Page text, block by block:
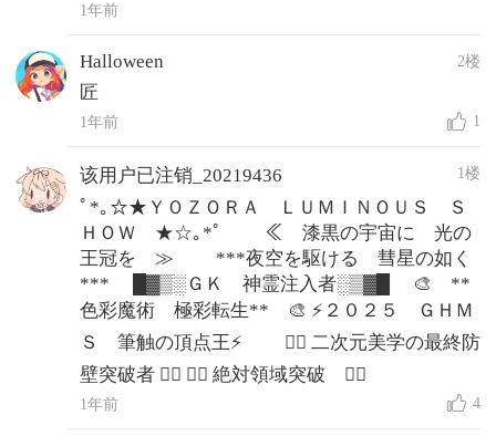
1年前
Halloween 2楼
匠
1年前 1
该用户已注销_20219436 1楼
ﾟ*｡☆★ＹＯＺＯＲＡ ＬＵＭＩＮＯＵＳ Ｓ
ＨＯＷ ★☆｡*ﾟ ≪ 漆黒の宇宙に 光の
王冠を ≫ ***夜空を駆ける 彗星の如く
*** █▓▒░ＧＫ 神霊注入者░▒▓█ 🎨 **
色彩魔術 極彩転生** 🎨 ⚡２０２５ ＧＨＭ
Ｓ 筆触の頂点王⚡ ❤️‍🔥 二次元美学の最終防
壁突破者 ❤️‍🔥 ❤️‍🔥 絶対領域突破 ❤️‍🔥
1年前 4